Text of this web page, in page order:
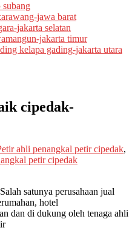
subang
jawa barat
jakarta selatan
jakarta timur
kelapa gading-jakarta utara
cipedak-
ahli penangkal petir cipedak,
petir cipedak
Salah satunya perusahaan jual
hotel
dan di dukung oleh tenaga ahli